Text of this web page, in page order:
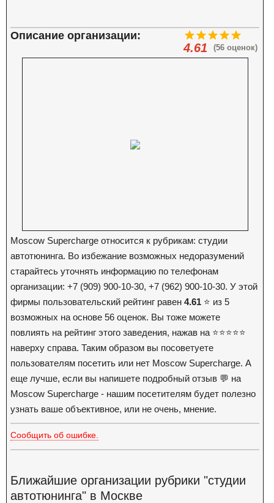
(56 оценок)
4.61
Описание организации:
Moscow Supercharge относится к рубрикам: студии
автотюнинга. Во избежание возможных недоразумений
старайтесь уточнять информацию по телефонам
организации: +7 (909) 900-10-30, +7 (962) 900-10-30. У этой
фирмы пользовательский рейтинг равен 4.61 ⭐️ из 5
возможных на основе 56 оценок. Вы тоже можете
повлиять на рейтинг этого заведения, нажав на ⭐️⭐️⭐️⭐️⭐️
наверху справа. Таким образом вы посоветуете
пользователям посетить или нет Moscow Supercharge. А
еще лучше, если вы напишете подробный отзыв 💬 на
Moscow Supercharge - нашим посетителям будет полезно
узнать ваше объективное, или не очень, мнение.
Сообщить об ошибке.
Ближайшие организации рубрики "студии
автотюнинга" в Москве